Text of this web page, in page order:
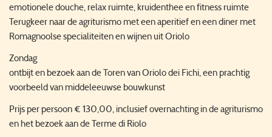
emotionele douche, relax ruimte, kruidenthee en fitness ruimte
Terugkeer naar de agriturismo met een aperitief en een diner met
Romagnoolse specialiteiten en wijnen uit Oriolo
Zondag
ontbijt en bezoek aan de Toren van Oriolo dei Fichi, een prachtig
voorbeeld van middeleeuwse bouwkunst
Prijs per persoon € 130,00, inclusief overnachting in de agriturismo
en het bezoek aan de Terme di Riolo